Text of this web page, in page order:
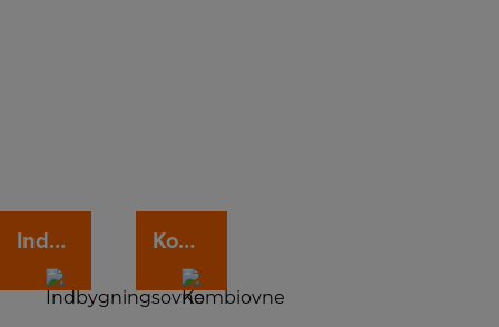
Indbygningsovne Kombiovne